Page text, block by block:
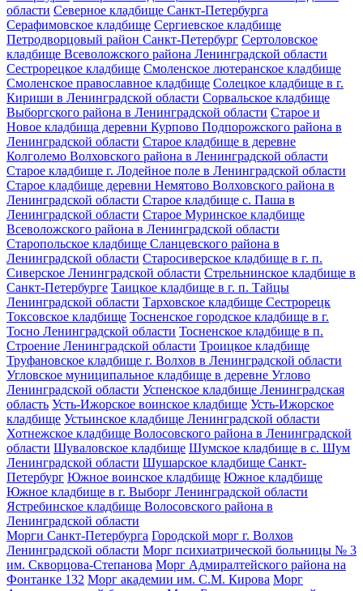
области Северное кладбище Санкт-Петербурга
Серафимовское кладбище Сергиевское кладбище
Петродворцовый район Санкт-Петербург Сертоловское
кладбище Всеволожского района Ленинградской области
Сестрорецкое кладбище Смоленское лютеранское кладбище
Смоленское православное кладбище Солецкое кладбище в г.
Кириши в Ленинградской области Сорвальское кладбище
Выборгского района в Ленинградской области Старое и
Новое кладбища деревни Курпово Подпорожского района в
Ленинградской области Старое кладбище в деревне
Колголемо Волховского района в Ленинградской области
Старое кладбище г. Лодейное поле в Ленинградской области
Старое кладбище деревни Немятово Волховского района в
Ленинградской области Старое кладбище с. Паша в
Ленинградской области Старое Муринское кладбище
Всеволожского района в Ленинградской области
Старопольское кладбище Сланцевского района в
Ленинградской области Старосиверское кладбище в г. п.
Сиверское Ленинградской области Стрельнинское кладбище в
Санкт-Петербурге Таицкое кладбище в г. п. Тайцы
Ленинградской области Тарховское кладбище Сестрорецк
Токсовское кладбище Тосненское городское кладбище в г.
Тосно Ленинградской области Тосненское кладбище в п.
Строение Ленинградской области Троицкое кладбище
Труфановское кладбище г. Волхов в Ленинградской области
Угловское муниципальное кладбище в деревне Углово
Ленинградской области Успенское кладбище Ленинградская
область Усть-Ижорское воинское кладбище Усть-Ижорское
кладбище Устьинское кладбище Ленинградской области
Хотнежское кладбище Волосовского района в Ленинградской
области Шуваловское кладбище Шумское кладбище в с. Шум
Ленинградской области Шушарское кладбище Санкт-
Петербург Южное воинское кладбище Южное кладбище
Южное кладбище в г. Выборг Ленинградской области
Ястребинское кладбище Волосовского района в
Ленинградской области
Морги Санкт-Петербурга Городской морг г. Волхов
Ленинградской области Морг психиатрической больницы № 3
им. Скворцова-Степанова Морг Адмиралтейского района на
Фонтанке 132 Морг академии им. С.М. Кирова Морг